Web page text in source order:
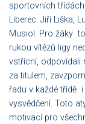
sportovních
Liberec: Jiří Liška,
Musiol. Pro žáky
rukou vítězů ligy
vstřícní, odpovídali
za titulem,
řadu v každé třídě
vysvědčení. Toto
motivací pro